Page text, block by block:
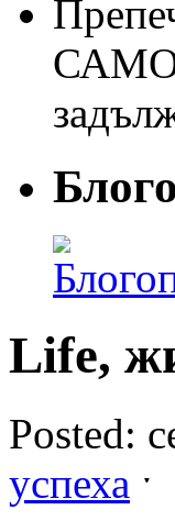
САМО
Life,
Posted:
успеха ˑ